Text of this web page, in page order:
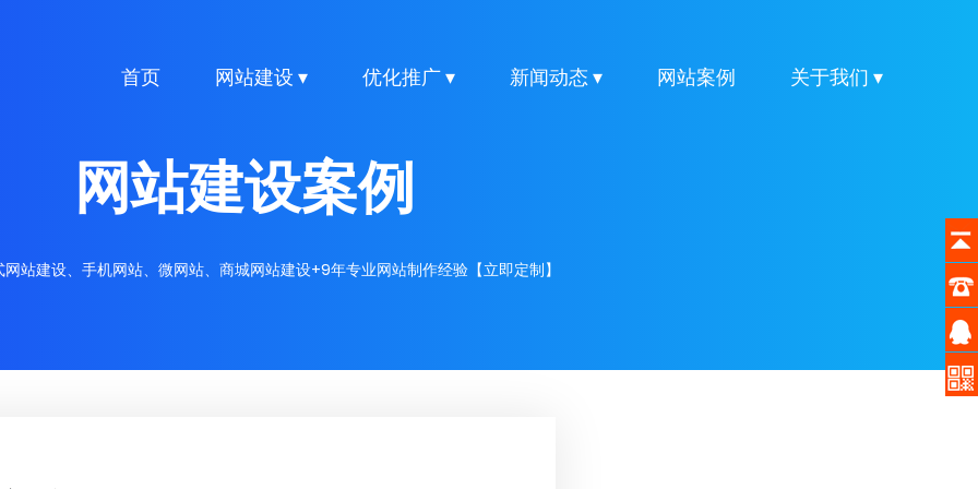
首页 网站建设 ▾ 优化推广 ▾ 新闻动态 ▾ 网站案例 关于我们 ▾
网站建设案例
站建设、手机网站、微网站、商城网站建设+9年专业网站制作经验【立即定制】